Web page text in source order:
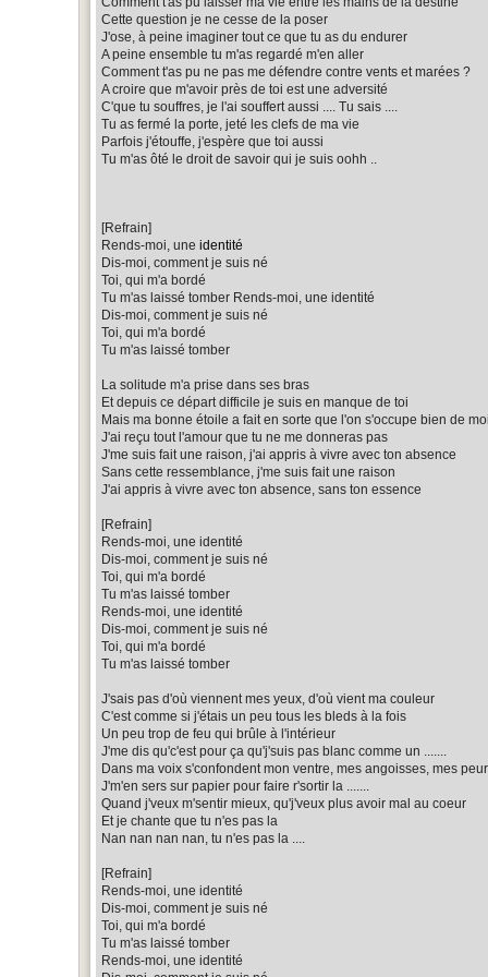
Cette question je ne cesse de la poser
J'ose, à peine imaginer tout ce que tu as du endurer
A peine ensemble tu m'as regardé m'en aller
Comment t'as pu ne pas me défendre contre vents et marées ?
A croire que m'avoir près de toi est une adversité
C'que tu souffres, je l'ai souffert aussi .... Tu sais ....
Tu as fermé la porte, jeté les clefs de ma vie
Parfois j'étouffe, j'espère que toi aussi
Tu m'as ôté le droit de savoir qui je suis oohh ..
[Refrain]
Rends-moi, une identité
Dis-moi, comment je suis né
Toi, qui m'a bordé
Tu m'as laissé tomber Rends-moi, une identité
Dis-moi, comment je suis né
Toi, qui m'a bordé
Tu m'as laissé tomber
La solitude m'a prise dans ses bras
Et depuis ce départ difficile je suis en manque de toi
Mais ma bonne étoile a fait en sorte que l'on s'occupe bien de
J'ai reçu tout l'amour que tu ne me donneras pas
J'me suis fait une raison, j'ai appris à vivre avec ton absence
Sans cette ressemblance, j'me suis fait une raison
J'ai appris à vivre avec ton absence, sans ton essence
[Refrain]
Rends-moi, une identité
Dis-moi, comment je suis né
Toi, qui m'a bordé
Tu m'as laissé tomber
Rends-moi, une identité
Dis-moi, comment je suis né
Toi, qui m'a bordé
Tu m'as laissé tomber
J'sais pas d'où viennent mes yeux, d'où vient ma couleur
C'est comme si j'étais un peu tous les bleds à la fois
Un peu trop de feu qui brûle à l'intérieur
J'me dis qu'c'est pour ça qu'j'suis pas blanc comme un .......
Dans ma voix s'confondent mon ventre, mes angoisses, mes
J'm'en sers sur papier pour faire r'sortir la .......
Quand j'veux m'sentir mieux, qu'j'veux plus avoir mal au coeur
Et je chante que tu n'es pas la
Nan nan nan nan, tu n'es pas la ....
[Refrain]
Rends-moi, une identité
Dis-moi, comment je suis né
Toi, qui m'a bordé
Tu m'as laissé tomber
Rends-moi, une identité